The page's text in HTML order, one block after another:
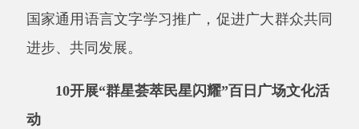
码：6530220001
承办：阿克陶县政务服务和数字发展中心 邮